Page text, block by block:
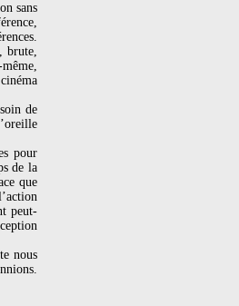
sans
brute,
de
pour
de la
que
peut-
nous